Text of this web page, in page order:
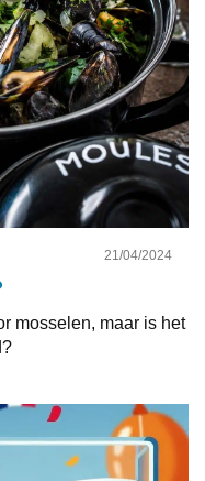
21/04/2024
mosselen, maar is het